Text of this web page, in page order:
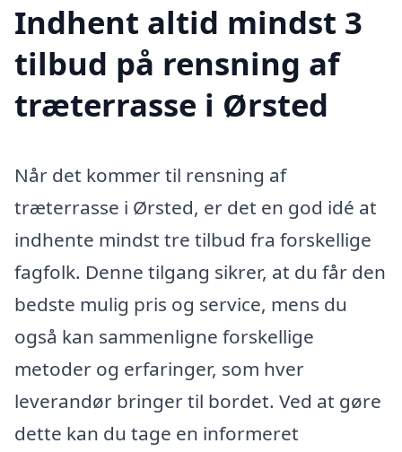
Indhent altid mindst 3
tilbud på rensning af
træterrasse i Ørsted
Når det kommer til rensning af
træterrasse i Ørsted, er det en god idé at
indhente mindst tre tilbud fra forskellige
fagfolk. Denne tilgang sikrer, at du får den
bedste mulig pris og service, mens du
også kan sammenligne forskellige
metoder og erfaringer, som hver
leverandør bringer til bordet. Ved at gøre
dette kan du tage en informeret